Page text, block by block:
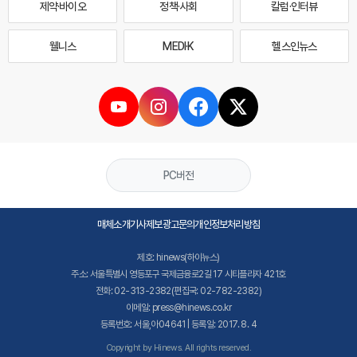
제약·바이오 정책·사회 칼럼·인터뷰
웰니스 MEDI·K 헬스인뉴스
PC버전
매체소개기사제보광고문의개인정보처리방침
제호: hinews(하이뉴스)
주소: 서울특별시 영등포구 국제금융로2길 17 시티플라자 421호
전화: 02-313-2382(편집국: 02-782-2382)
이메일: press@hinews.co.kr
등록번호: 서울,아04641 | 등록일: 2017. 8. 4
Copyright by Hinews. All rights reserved.